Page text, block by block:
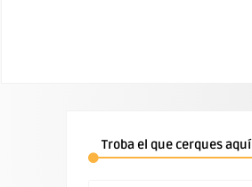
Troba el que cerques aquí